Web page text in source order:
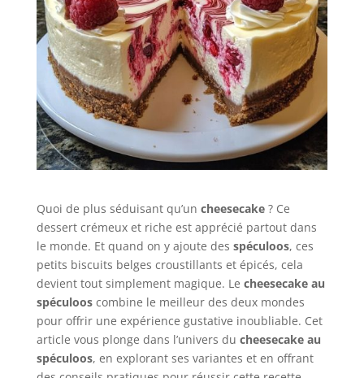
Quoi de plus séduisant qu’un cheesecake? Ce
dessert crémeux et riche est apprécié partout dans
le monde. Et quand on y ajoute des spéculoos, ces
petits biscuits belges croustillants et épicés, cela
devient tout simplement magique. Le cheesecake au
spéculooscombine le meilleur des deux mondes
pour offrir une expérience gustative inoubliable. Cet
article vous plonge dans l’univers du cheesecake au
spéculoos, en explorant ses variantes et en offrant